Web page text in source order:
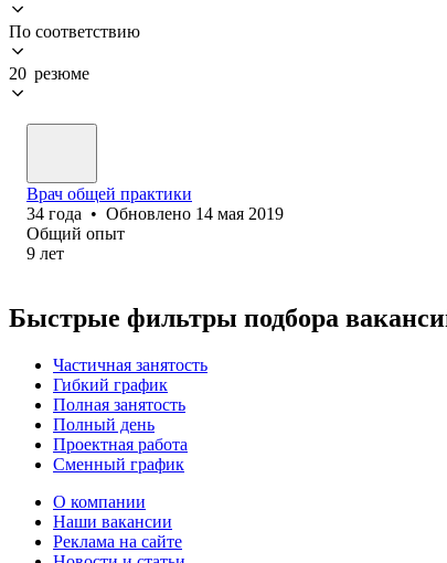
По соответствию
20 резюме
Врач общей практики
34 года • Обновлено 14 мая 2019
Общий опыт
9 лет
Быстрые фильтры подбора
Частичная занятость
Гибкий график
Полная занятость
Полный день
Проектная работа
Сменный график
О компании
Наши вакансии
Реклама на сайте